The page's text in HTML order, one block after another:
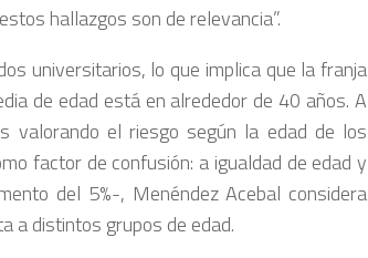
hallazgos son de relevancia”.
universitarios, lo que implica que la franja
de edad está en alrededor de 40 años. A
valorando el riesgo según la edad de los
factor de confusión: a igualdad de edad y
del 5%-, Menéndez Acebal considera
a distintos grupos de edad.